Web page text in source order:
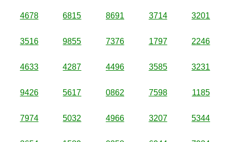
4678 6815 8691 3714 3201
3516 9855 7376 1797 2246
4633 4287 4496 3585 3231
9426 5617 0862 7598 1185
7974 5032 4966 3207 5344